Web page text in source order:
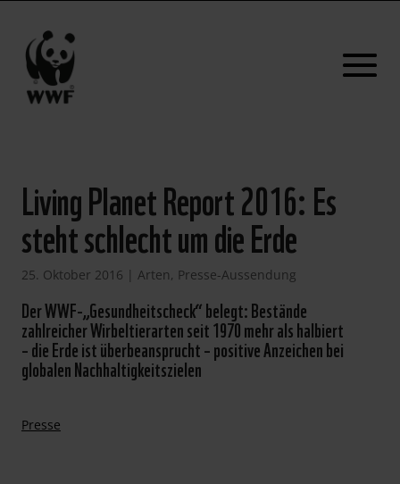
Living Planet Report 2016: Es
steht schlecht um die Erde
25. Oktober 2016 | Arten, Presse-Aussendung
Der WWF-„Gesundheitscheck“ belegt: Bestände
zahlreicher Wirbeltierarten seit 1970 mehr als halbiert
– die Erde ist überbeansprucht – positive Anzeichen bei
globalen Nachhaltigkeitszielen
Presse